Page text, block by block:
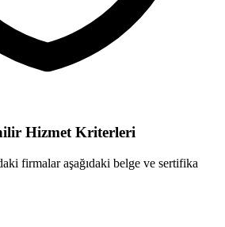
Hizmet Kriterleri
firmalar aşağıdaki belge ve sertifika